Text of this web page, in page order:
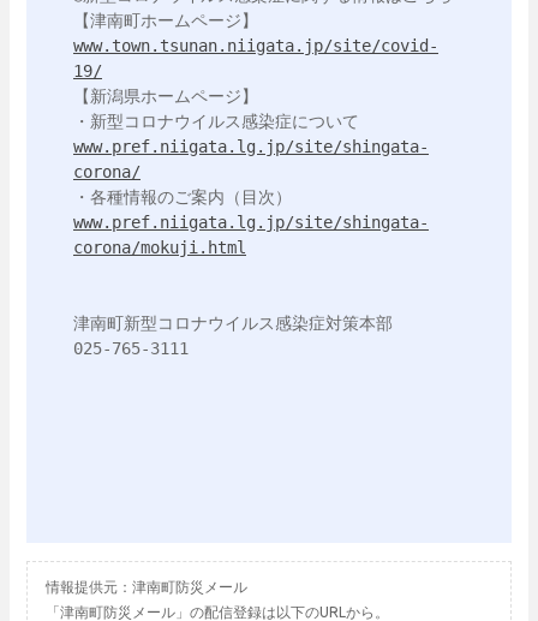
www.town.tsunan.niigata.jp/site/covid-
19/
【新潟県ホームページ】
www.pref.niigata.lg.jp/site/shingata-
corona/
www.pref.niigata.lg.jp/site/shingata-
corona/mokuji.html
津南町新型コロナウイルス感染症対策本部
025-765-3111
情報提供元：津南町防災メール
「津南町防災メール」の配信登録は以下のURLから。